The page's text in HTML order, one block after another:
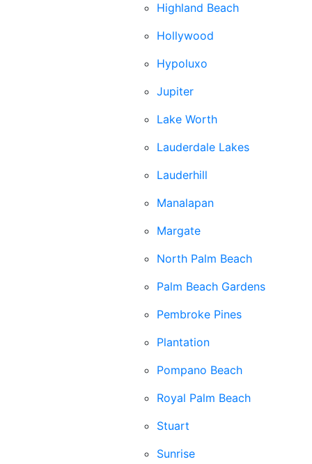
Highland Beach
Hollywood
Hypoluxo
Jupiter
Lake Worth
Lauderdale Lakes
Lauderhill
Manalapan
Margate
North Palm Beach
Palm Beach Gardens
Pembroke Pines
Plantation
Pompano Beach
Royal Palm Beach
Stuart
Sunrise